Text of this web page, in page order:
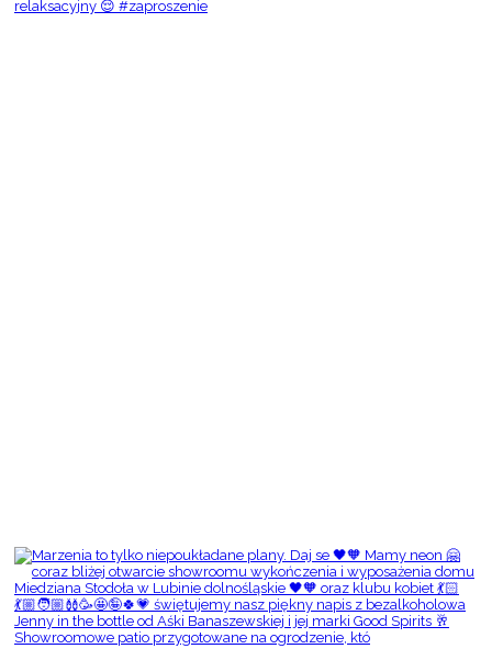
Showroomowe patio przygotowane na ogrodzenie, któ